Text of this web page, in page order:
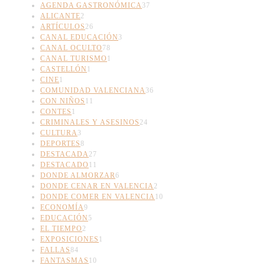
AGENDA GASTRONÓMICA37
ALICANTE2
ARTÍCULOS 26
CANAL EDUCACIÓN 3
CANAL OCULTO 78
CANAL TURISMO 1
CASTELLÓN 1
CINE1
COMUNIDAD VALENCIANA36
CON NIÑOS 11
CONTES 1
CRIMINALES Y ASESINOS 24
CULTURA3
DEPORTES8
DESTACADA27
DESTACADO 11
DONDE ALMORZAR6
DONDE CENAR EN VALENCIA2
DONDE COMER EN VALENCIA10
ECONOMÍA9
EDUCACIÓN 5
EL TIEMPO 2
EXPOSICIONES 1
FALLAS84
FANTASMAS 10